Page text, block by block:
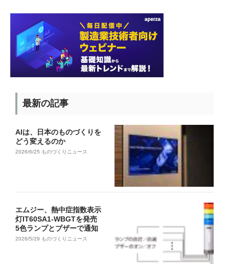
最新の記事
AIは、日本のものづくりを
どう変えるのか
2026/6/25 ものづくりニュース
エムジー、熱中症指数表示
灯IT60SA1-WBGTを発売
5色ランプとブザーで通知
2026/5/29 ものづくりニュース